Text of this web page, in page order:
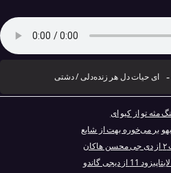
- ای حیات دل هر زنده‌دلی / دشتی
مثه تو از کیو ای
یهو بر می‌خوره بهت از شایع
از دیجی گاندو